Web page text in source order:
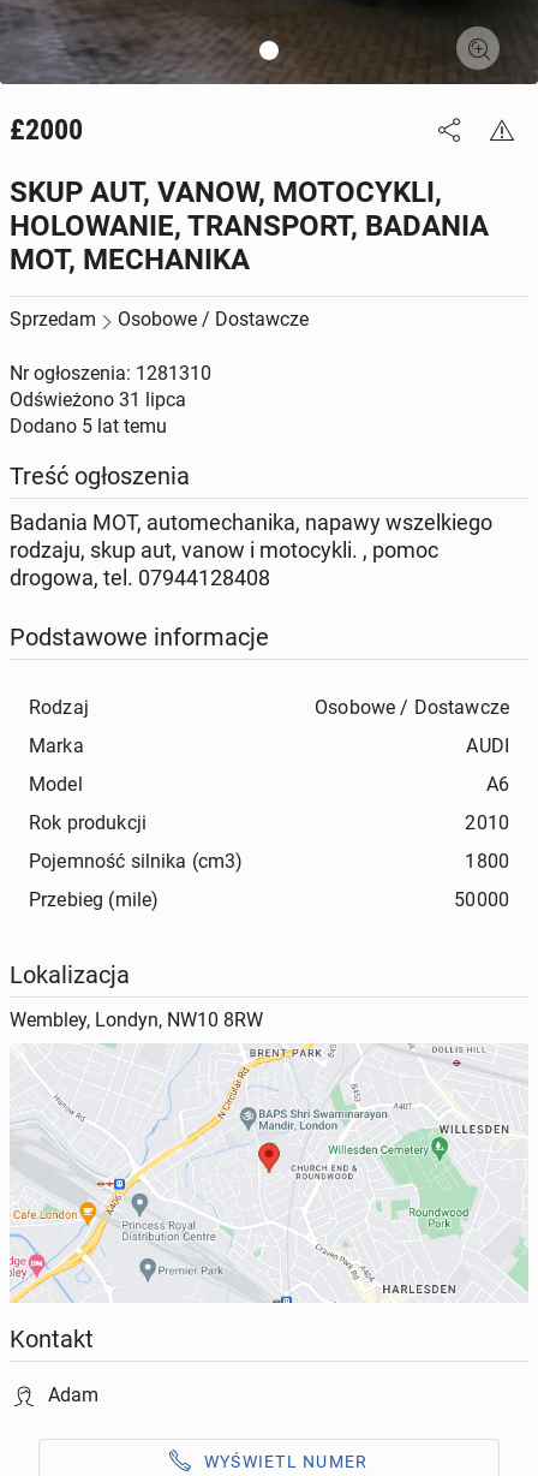
£2000
SKUP AUT, VANOW, MOTOCYKLI,
HOLOWANIE, TRANSPORT, BADANIA
MOT, MECHANIKA
Sprzedam Osobowe / Dostawcze
Nr ogłoszenia: 1281310
Odświeżono 31 lipca
Dodano 5 lat temu
Treść ogłoszenia
Badania MOT, automechanika, napawy wszelkiego
rodzaju, skup aut, vanow i motocykli. , pomoc
drogowa, tel. 07944128408
Podstawowe informacje
Rodzaj
Osobowe / Dostawcze
Marka
AUDI
Model
A6
Rok produkcji
2010
Pojemność silnika (cm3)
1800
Przebieg (mile)
50000
Lokalizacja
Wembley, Londyn, NW10 8RW
Kontakt
Adam
WYŚWIETL NUMER